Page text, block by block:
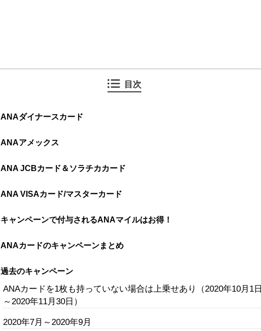
目次
ANAダイナースカード
ANAアメックス
ANA JCBカード＆ソラチカカード
ANA VISAカード/マスターカード
キャンペーンで付与されるANAマイルはお得！
ANAカードのキャンペーンまとめ
過去のキャンペーン
ANAカードを1枚も持っていない場合は上乗せあり（2020年10月1日
～2020年11月30日）
2020年7月～2020年9月